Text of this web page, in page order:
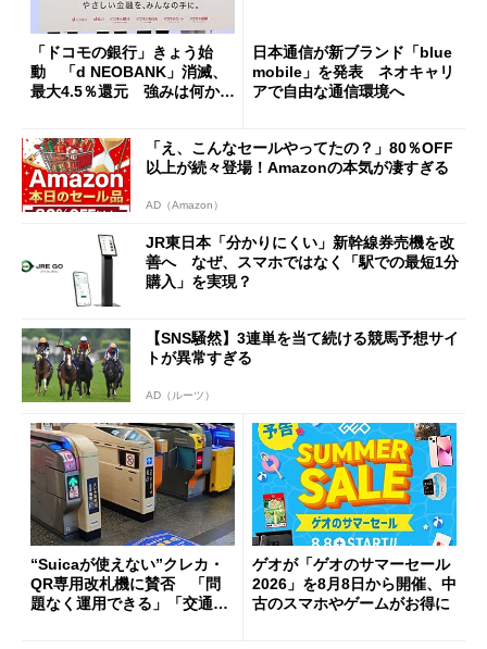
「ドコモの銀行」きょう始
動 「d NEOBANK」消滅、
最大4.5％還元 強みは何か解
日本通信が新ブランド「blue
mobile」を発表 ネオキャリ
アで自由な通信環境へ
「え、こんなセールやってたの？」80％OFF
以上が続々登場！Amazonの本気が凄すぎる
AD（Amazon）
JR東日本「分かりにくい」新幹線券売機を改
善へ なぜ、スマホではなく「駅での最短1分
購入」を実現？
【SNS騒然】3連単を当て続ける競馬予想サイ
トが異常すぎる
AD（ルーツ）
“Suicaが使えない”クレカ・
QR専用改札機に賛否 「問
題なく運用できる」「交通系I
ゲオが「ゲオのサマーセール
2026」を8月8日から開催、中
古のスマホやゲームがお得に